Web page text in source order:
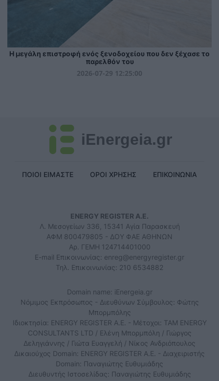
Η μεγάλη επιστροφή ενός ξενοδοχείου που δεν ξέχασε το
παρελθόν του
2026-07-29 12:25:00
iEnergeia.gr
ΠΟΙΟΙ ΕΙΜΑΣΤΕ ΟΡΟΙ ΧΡΗΣΗΣ ΕΠΙΚΟΙΝΩΝΙΑ
ENERGY REGISTER Α.Ε.
Λ. Μεσογείων 336, 15341 Αγία Παρασκευή
ΑΦΜ 800479805 - ΔΟΥ ΦΑΕ ΑΘΗΝΩΝ
Αρ. ΓΕΜΗ 124714401000
E-mail Επικοινωνίας: enreg@energyregister.gr
Τηλ. Επικοινωνίας: 210 6534882
Domain name: iEnergeia.gr
Νόμιμος Εκπρόσωπος - Διευθύνων Σύμβουλος: Φώτης
Μπορμπόλης
Ιδιοκτησία: ENERGY REGISTER Α.Ε. - Μέτοχοι: TAM ENERGY
CONSULTANTS LTD / Ελένη Μπορμπόλη / Γιώργος
Δεληγιάννης / Γιώτα Ευαγγελή / Νίκος Ανδριόπουλος
Δικαιούχος Domain: ENERGY REGISTER Α.Ε. - Διαχειριστής
Domain: Παναγιώτης Ευθυμιάδης
Διευθυντής Ιστοσελίδας: Παναγιώτης Ευθυμιάδης